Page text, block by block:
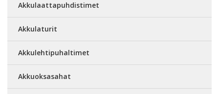
Akkulaattapuhdistimet
Akkulaturit
Akkulehtipuhaltimet
Akkuoksasahat